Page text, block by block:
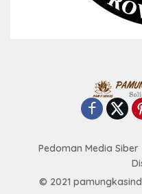
Pedoman Media Siber
© 2021